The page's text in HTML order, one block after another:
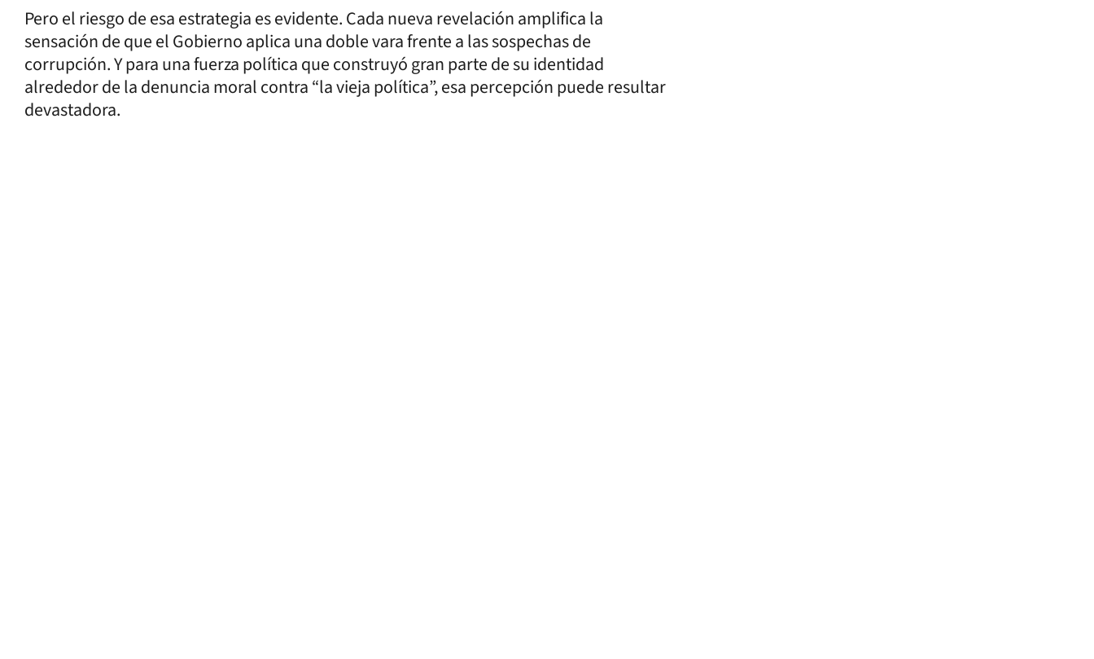
Pero el riesgo de esa estrategia es evidente. Cada nueva revelación amplifica la
sensación de que el Gobierno aplica una doble vara frente a las sospechas de
corrupción. Y para una fuerza política que construyó gran parte de su identidad
alrededor de la denuncia moral contra “la vieja política”, esa percepción puede resultar
devastadora.